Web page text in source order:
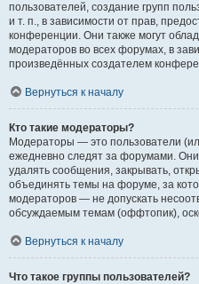
пользователей, создание групп
и т. п., в зависимости от прав,
конференции. Они также могут
модераторов во всех форумах, в
произведённых создателем
Вернуться к началу
Кто такие модераторы?
Модераторы — это пользователи
ежедневно следят за форумами.
удалять сообщения, закрывать,
объединять темы на форуме, за
модераторов — не допускать
обсуждаемым темам (оффтопик),
Вернуться к началу
Что такое группы пользователей?